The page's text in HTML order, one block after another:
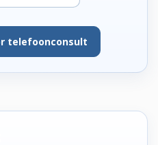
telefoonconsult